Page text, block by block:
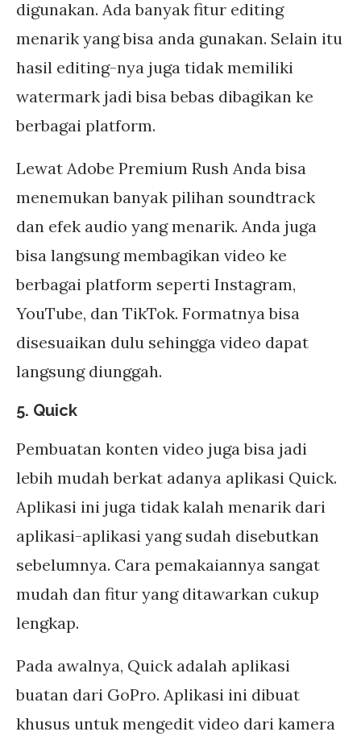
digunakan. Ada banyak fitur editing
menarik yang bisa anda gunakan. Selain itu
hasil editing-nya juga tidak memiliki
watermark jadi bisa bebas dibagikan ke
berbagai platform.
Lewat Adobe Premium Rush Anda bisa
menemukan banyak pilihan soundtrack
dan efek audio yang menarik. Anda juga
bisa langsung membagikan video ke
berbagai platform seperti Instagram,
YouTube, dan TikTok. Formatnya bisa
disesuaikan dulu sehingga video dapat
langsung diunggah.
5. Quick
Pembuatan konten video juga bisa jadi
lebih mudah berkat adanya aplikasi Quick.
Aplikasi ini juga tidak kalah menarik dari
aplikasi-aplikasi yang sudah disebutkan
sebelumnya. Cara pemakaiannya sangat
mudah dan fitur yang ditawarkan cukup
lengkap.
Pada awalnya, Quick adalah aplikasi
buatan dari GoPro. Aplikasi ini dibuat
khusus untuk mengedit video dari kamera